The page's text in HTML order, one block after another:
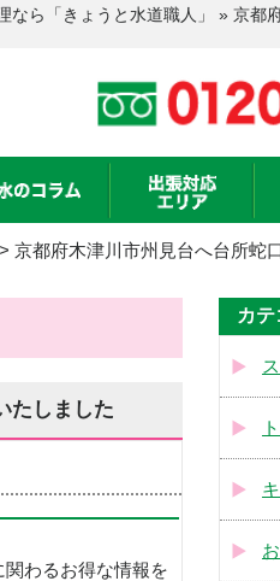
なら「きょうと水道職人」 » 京都
> 京都府木津川市州見台へ台所蛇
たしました
わるお得な情報を
カ